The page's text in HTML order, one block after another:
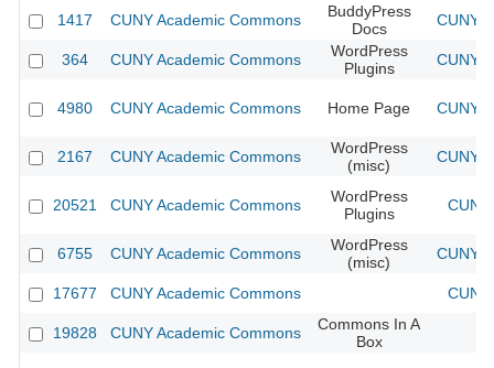
1417 CUNY Academic Commons
BuddyPress
Docs
CUNY
364 CUNY Academic Commons
WordPress
Plugins
CUNY
4980 CUNY Academic Commons Home Page CUNY
2167 CUNY Academic Commons
WordPress
(misc)
CUNY
20521 CUNY Academic Commons
WordPress
Plugins
6755 CUNY Academic Commons
WordPress
(misc)
CUNY
17677 CUNY Academic Commons
19828 CUNY Academic Commons
Commons In A
Box